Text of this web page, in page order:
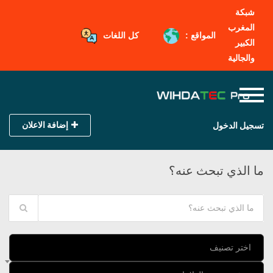
شبكة
المغرب
الكبير
والجالية
المواقع : كل اللغات
تسجيل الدخول إضافة الاعلان
ما الذي تبحث عنه؟
اختر تصنيف